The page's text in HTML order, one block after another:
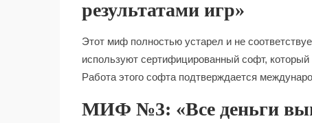
результатами игр»
Этот миф полностью устарел и не
используют сертифицированный софт,
Работа этого софта подтверждается
МИФ №3: «Все деньги